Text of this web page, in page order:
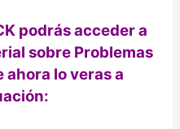
podrás acceder a
sobre Problemas
lo veras a